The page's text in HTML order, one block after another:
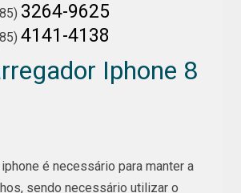
3264-9625
4141-4138
Iphone 8
é necessário para manter a
sendo necessário utilizar o